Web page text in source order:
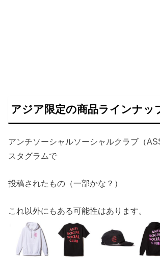
アジア限定の商品ラインナッ
アンチソーシャルソーシャルクラブ（
スタグラムで
投稿されたもの（一部かな？）
これ以外にもある可能性はあります。